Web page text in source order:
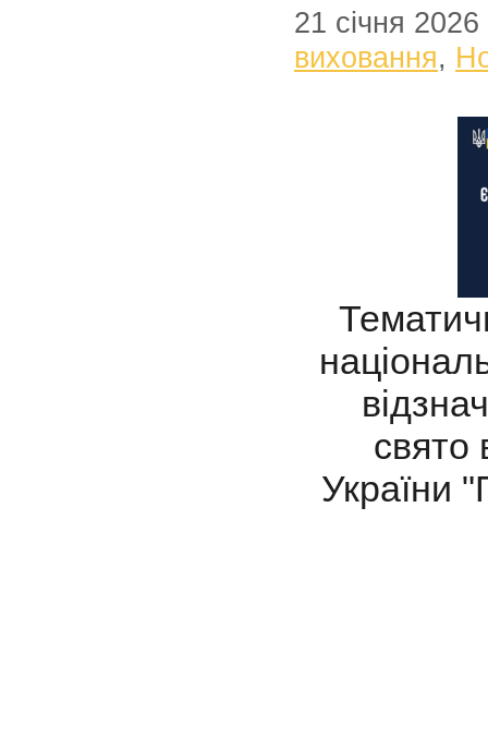
21 січня 2026
виховання,
свято
України